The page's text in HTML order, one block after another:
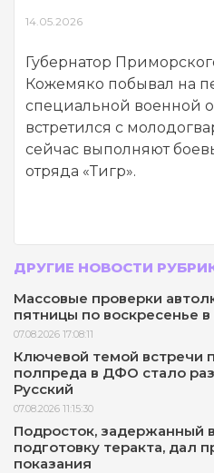
14.05.2026
Губернатор
Кожемяко побывал на
специальной военной
встретился с
сейчас выполняют
отряда «Тигр».
ДРУГИЕ НОВОСТИ
Массовые проверки
пятницы по воскресенье
07.08.2026 17:08:11
Ключевой темой встречи
полпреда в ДФО стало
Русский
07.08.2026 11:15:30
Подросток, задержанный
подготовку теракта, дал
показания